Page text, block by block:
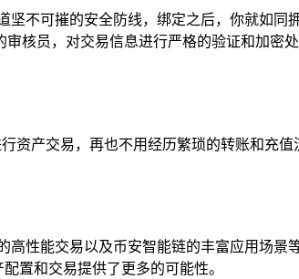
不可摧的安全防线，绑定之后，你就如同
核员，对交易信息进行严格的验证和加密
资产交易，再也不用经历繁琐的转账和充
性能交易以及币安智能链的丰富应用场景
置和交易提供了更多的可能性。